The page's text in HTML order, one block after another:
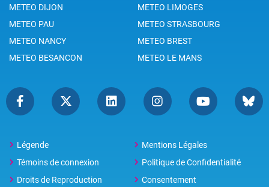
METEO DIJON
METEO LIMOGES
METEO PAU
METEO STRASBOURG
METEO NANCY
METEO BREST
METEO BESANCON
METEO LE MANS
Légende
Mentions Légales
Témoins de connexion
Politique de Confidentialité
Droits de Reproduction
Consentement